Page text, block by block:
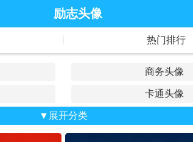
励志头像
热门排行
商务头像
卡通头像
▼展开分类